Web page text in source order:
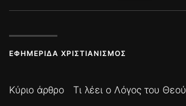
ΕΦΗΜΕΡΊΔΑ ΧΡΙΣΤΙΑΝΙΣΜΌΣ
Κύριο άρθρο Τι λέει ο Λόγος του Θεού